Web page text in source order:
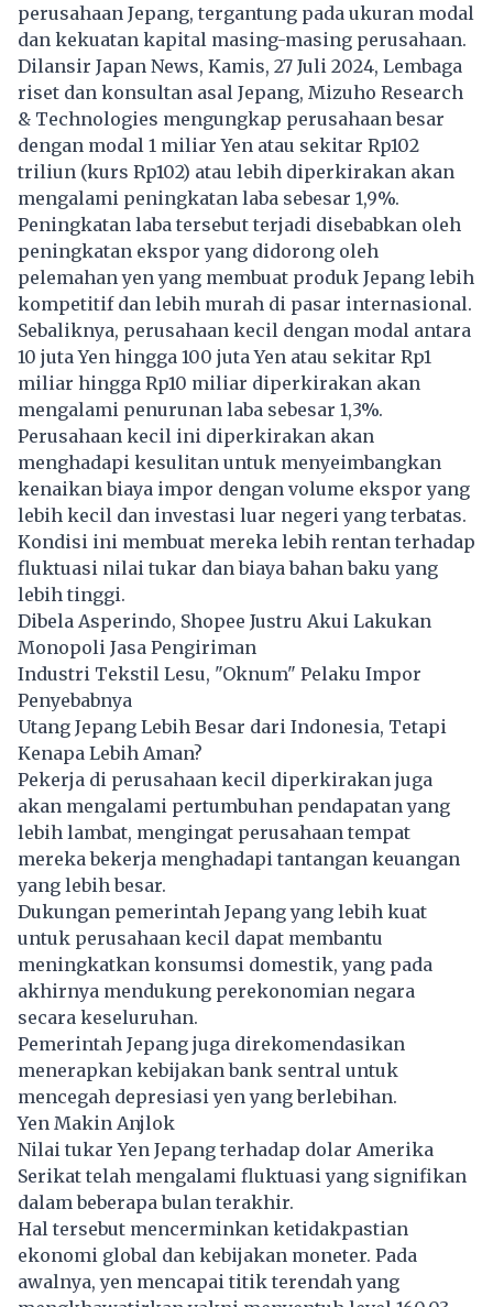
perusahaan Jepang, tergantung pada ukuran modal
dan kekuatan kapital masing-masing perusahaan.
Dilansir Japan News, Kamis, 27 Juli 2024, Lembaga
riset dan konsultan asal Jepang, Mizuho Research
& Technologies mengungkap perusahaan besar
dengan modal 1 miliar Yen atau sekitar Rp102
triliun (kurs Rp102) atau lebih diperkirakan akan
mengalami peningkatan laba sebesar 1,9%.
Peningkatan laba tersebut terjadi disebabkan oleh
peningkatan ekspor yang didorong oleh
pelemahan yen yang membuat produk Jepang lebih
kompetitif dan lebih murah di pasar internasional.
Sebaliknya, perusahaan kecil dengan modal antara
10 juta Yen hingga 100 juta Yen atau sekitar Rp1
miliar hingga Rp10 miliar diperkirakan akan
mengalami penurunan laba sebesar 1,3%.
Perusahaan kecil ini diperkirakan akan
menghadapi kesulitan untuk menyeimbangkan
kenaikan biaya impor dengan volume ekspor yang
lebih kecil dan investasi luar negeri yang terbatas.
Kondisi ini membuat mereka lebih rentan terhadap
fluktuasi nilai tukar dan biaya bahan baku yang
lebih tinggi.
Dibela Asperindo, Shopee Justru Akui Lakukan
Monopoli Jasa Pengiriman
Industri Tekstil Lesu, "Oknum" Pelaku Impor
Penyebabnya
Utang Jepang Lebih Besar dari Indonesia, Tetapi
Kenapa Lebih Aman?
Pekerja di perusahaan kecil diperkirakan juga
akan mengalami pertumbuhan pendapatan yang
lebih lambat, mengingat perusahaan tempat
mereka bekerja menghadapi tantangan keuangan
yang lebih besar.
Dukungan pemerintah Jepang yang lebih kuat
untuk perusahaan kecil dapat membantu
meningkatkan konsumsi domestik, yang pada
akhirnya mendukung perekonomian negara
secara keseluruhan.
Pemerintah Jepang juga direkomendasikan
menerapkan kebijakan bank sentral untuk
mencegah depresiasi yen yang berlebihan.
Yen Makin Anjlok
Nilai tukar Yen Jepang terhadap dolar Amerika
Serikat telah mengalami fluktuasi yang signifikan
dalam beberapa bulan terakhir.
Hal tersebut mencerminkan ketidakpastian
ekonomi global dan kebijakan moneter. Pada
awalnya, yen mencapai titik terendah yang